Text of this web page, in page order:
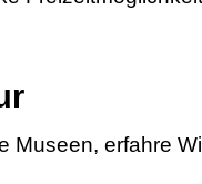
Museen, erfahre